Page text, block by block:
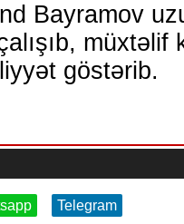
Bayramov
müxtəlif
göstərib.
Telegram